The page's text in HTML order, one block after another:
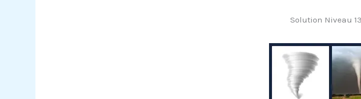
Solution Niveau